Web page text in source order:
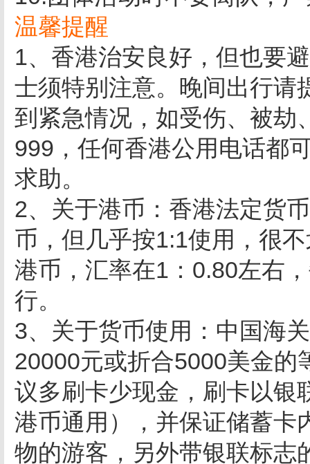
温馨提醒
1、香港治安良好，但也要
士须特别注意。晚间出行请
到紧急情况，如受伤、被劫
999，任何香港公用电话都
求助。
2、关于港币：香港法定货
币，但几乎按1:1使用，很
港币，汇率在1：0.80左右
行。
3、关于货币使用：中国海
20000元或折合5000美金的
议多刷卡少现金，刷卡以银
港币通用），并保证储蓄卡
物的游客，另外带银联标志